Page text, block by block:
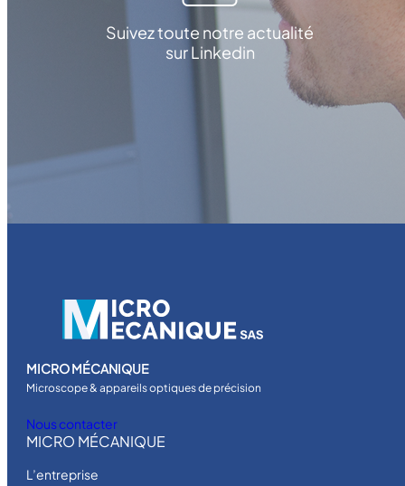
Suivez toute notre actualité
sur Linkedin
MICRO MÉCANIQUE
Microscope & appareils optiques de précision
Nous contacter
MICRO MÉCANIQUE
L’entreprise